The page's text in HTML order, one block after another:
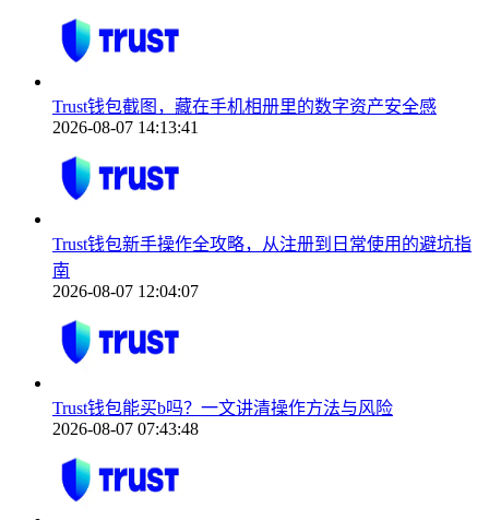
Trust钱包截图，藏在手机相册里的数字资产安全感
2026-08-07 14:13:41
Trust钱包新手操作全攻略，从注册到日常使用的避坑指
南
2026-08-07 12:04:07
Trust钱包能买b吗？一文讲清操作方法与风险
2026-08-07 07:43:48